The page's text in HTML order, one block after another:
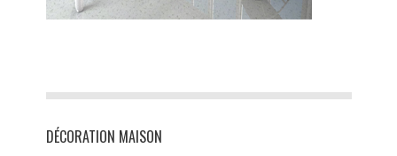
DÉCORATION MAISON